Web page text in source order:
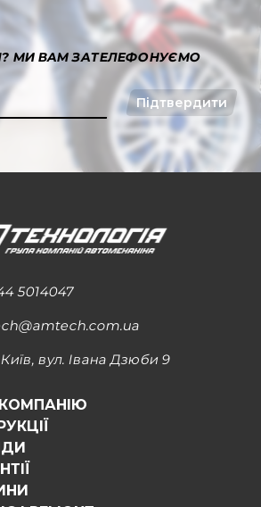
МИ ВАМ ЗАТЕЛЕФОНУЄМО
Підтвердити
5014047
вул. Івана Дзюби 9